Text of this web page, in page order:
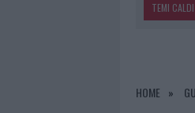
TEMI CALDI
5 AGOSTO
HOME